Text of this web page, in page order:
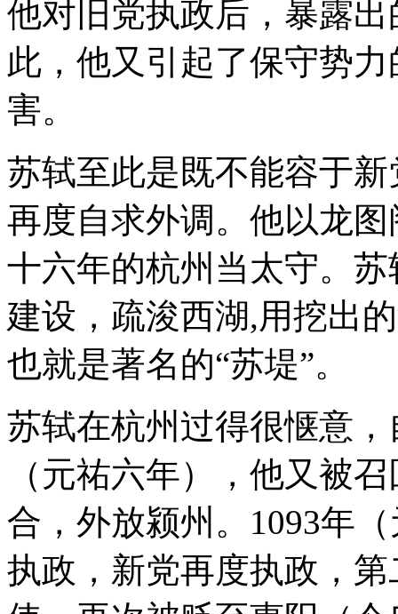
他对旧党执政后，暴露
此，他又引起了保守势
害。
苏轼至此是既不能容于
再度自求外调。他以龙
十六年的杭州当太守。
建设，疏浚西湖,用挖出
也就是著名的“苏堤”。
苏轼在杭州过得很惬意
（元祐六年），他又被
合，外放颍州。1093年
执政，新党再度执政，